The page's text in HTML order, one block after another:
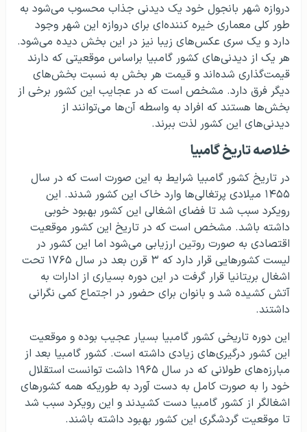
دروازه شهر بانجول خود یک دیدنی جذاب محسوب می‌شود به
طور کلی معماری خیره کننده‌ای برای دروازه این شهر وجود
دارد و یک سری عکس‌های زیبا نیز در این بخش دیده می‌شود.
هر یک از دیدنی‌های کشور گامبیا براساس موقعیتی که دارند
قیمت‌گذاری شده‌اند و قیمت هر بخش به نسبت بخش‌های
دیگر فرق دارد. مشخص است که در عجایب این کشور برخی از
بخش‌ها هستند که افراد به واسطه آن‌ها می‌توانند از
دیدنی‌های این کشور لذت ببرند.
خلاصه تاریخ گامبیا
در تاریخ کشور گامبیا شرایط به این صورت است که در سال
۱۴۵۵ میلادی پرتغالی‌ها وارد خاک این کشور شدند. این
رویکرد سبب شد تا فضای اشغالی این کشور بهبود خوبی
داشته باشد. مشخص است که در تاریخ این کشور موقعیت
اقتصادی به صورت روتین ارزیابی می‌شود اما این کشور در
لیست کشورهایی قرار دارد که ۳ قرن بعد در سال ۱۷۶۵ تحت
اشغال بریتانیا قرار گرفت در این دوره بسیاری از ادارات به
آتش کشیده شد و بانوان برای حضور در اجتماع کمی نگرانی
داشتند.
این دوره تاریخی کشور گامبیا بسیار عجیب بوده و موقعیت
این کشور درگیری‌های زیادی داشته است. کشور گامبیا بعد از
مبارزه‌های طولانی که در سال ۱۹۶۵ داشت توانست استقلال
خود را به صورت کامل به دست آورد به طوریکه همه کشورهای
اشغالگر از کشور گامبیا دست کشیدند و این رویکرد سبب شد
تا موقعیت گردشگری این کشور بهبود داشته باشند.